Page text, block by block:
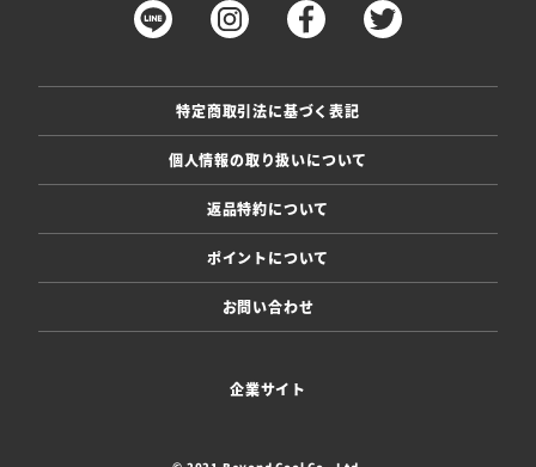
特定商取引法に基づく表記
個人情報の取り扱いについて
返品特約について
ポイントについて
お問い合わせ
企業サイト